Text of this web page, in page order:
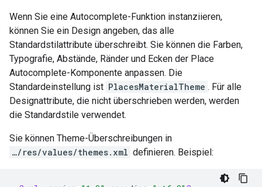
Wenn Sie eine Autocomplete-Funktion instanziieren,
können Sie ein Design angeben, das alle
Standardstilattribute überschreibt. Sie können die Farben,
Typografie, Abstände, Ränder und Ecken der Place
Autocomplete-Komponente anpassen. Die
Standardeinstellung ist PlacesMaterialTheme . Für alle
Designattribute, die nicht überschrieben werden, werden
die Standardstile verwendet.
Sie können Theme-Überschreibungen in
…/res/values/themes.xml definieren. Beispiel: